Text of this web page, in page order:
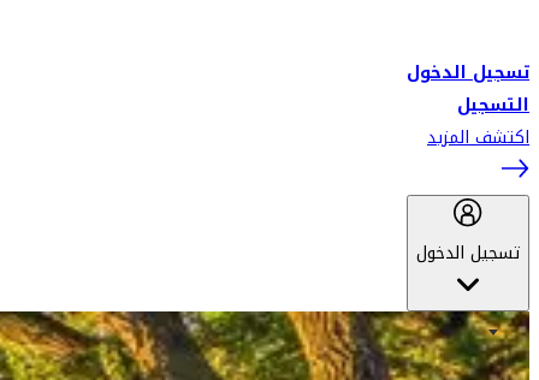
تسجيل الدخول
التسجيل
اكتشف المزيد
تسجيل الدخول